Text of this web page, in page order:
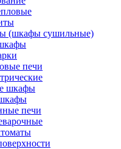
(шкафы сушильные)
печи
шкафы
печи